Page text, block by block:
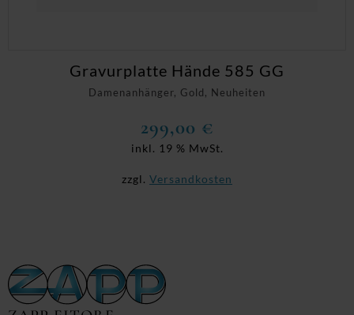
Damenanhänger, Gold, Neuheiten
Gravurplatte Hände 585 GG
299,00 €
inkl. 19 % MwSt.
zzgl. Versandkosten